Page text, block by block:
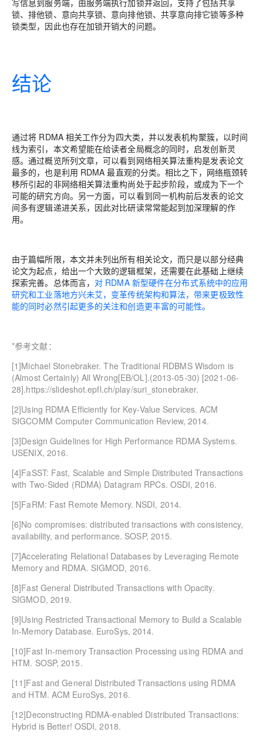
写信息到服务端，由服务端执行加锁并返回，支持了包括共享
锁、排他锁、意向共享锁、意向排他锁、共享意向排它锁等多种
锁类型，因此也存在加锁开销大的问题。
结论
通过将 RDMA 相关工作分为四大类，并以发表机构聚簇，以时间
线为索引，本文希望能在给读者全局概念的同时，启发创新灵
感。通过概览所列文章，可以看到网络相关算法重构是发表论文
最多的，也是利用 RDMA 最直观的分类。相比之下，网络瓶颈转
移所引起的非网络相关算法重构尚处于起步阶段，或成为下一个
可能的研究方向。另一方面，可以看到同一机构前后发表的论文
间多有逻辑递进关系，因此对比研读常常能起到加深理解的作
用。
由于篇幅所限，本文并未列出所有相关论文，而只是以部分经典
论文为起点，给出一个大致的逻辑框架，还需要在此基础上继续
探索完善。总体而言， 对 RDMA 新型硬件在分布式系统中的应用
研究和工业落地方兴未艾，变革传统架构和算法，带来更极致性
能的同时必然引起更多的关注和创造更丰富的可能性。
*参考文献：
[1]Michael Stonebraker. The Traditional RDBMS Wisdom is
(Almost Certainly) All Wrong[EB/OL].(2013-05-30) [2021-06-
28].https://slideshot.epfl.ch/play/suri_stonebraker.
[2]Using RDMA Efficiently for Key-Value Services. ACM
SIGCOMM Computer Communication Review, 2014.
[3]Design Guidelines for High Performance RDMA Systems.
USENIX, 2016.
[4]FaSST: Fast, Scalable and Simple Distributed Transactions
with Two-Sided (RDMA) Datagram RPCs. OSDI, 2016.
[5]FaRM: Fast Remote Memory. NSDI, 2014.
[6]No compromises: distributed transactions with consistency,
availability, and performance. SOSP, 2015.
[7]Accelerating Relational Databases by Leveraging Remote
Memory and RDMA. SIGMOD, 2016.
[8]Fast General Distributed Transactions with Opacity.
SIGMOD, 2019.
[9]Using Restricted Transactional Memory to Build a Scalable
In-Memory Database. EuroSys, 2014.
[10]Fast In-memory Transaction Processing using RDMA and
HTM. SOSP, 2015.
[11]Fast and General Distributed Transactions using RDMA
and HTM. ACM EuroSys, 2016.
[12]Deconstructing RDMA-enabled Distributed Transactions:
Hybrid is Better! OSDI, 2018.